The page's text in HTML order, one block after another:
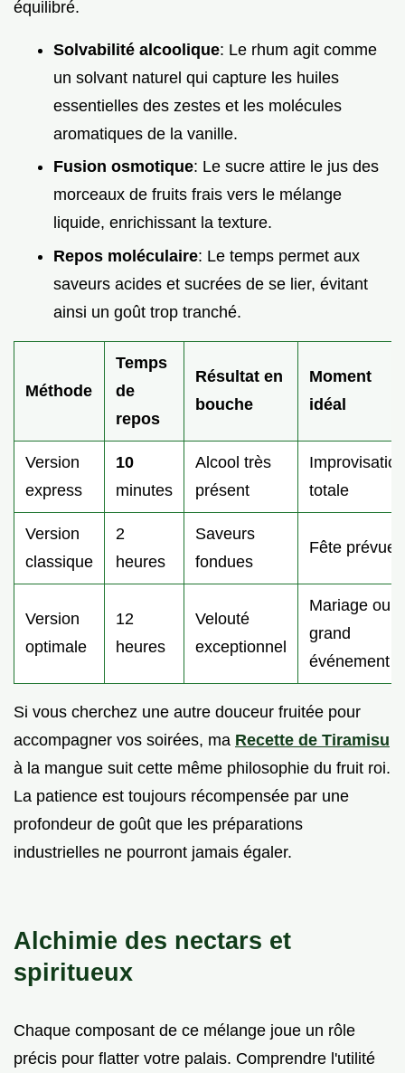
équilibré.
Solvabilité alcoolique: Le rhum agit comme
un solvant naturel qui capture les huiles
essentielles des zestes et les molécules
aromatiques de la vanille.
Fusion osmotique: Le sucre attire le jus des
morceaux de fruits frais vers le mélange
liquide, enrichissant la texture.
Repos moléculaire: Le temps permet aux
saveurs acides et sucrées de se lier, évitant
ainsi un goût trop tranché.
Méthode
Temps
de
repos
Résultat en
bouche
Moment
idéal
Version
express
10
minutes
Alcool très
présent
Improvisation
totale
Version
classique
2
heures
Saveurs
fondues
Fête prévue
Version
optimale
12
heures
Velouté
exceptionnel
Mariage ou
grand
événement
Si vous cherchez une autre douceur fruitée pour
accompagner vos soirées, ma Recette de Tiramisu
à la mangue suit cette même philosophie du fruit roi.
La patience est toujours récompensée par une
profondeur de goût que les préparations
industrielles ne pourront jamais égaler.
Alchimie des nectars et
spiritueux
Chaque composant de ce mélange joue un rôle
précis pour flatter votre palais. Comprendre l'utilité